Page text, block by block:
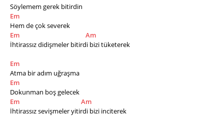
Söylemem gerek bitirdin
Em
Hem de çok severek
Em
Am
İhtirassız didişmeler bitirdi bizi tüketerek
Em
Atma bir adım uğraşma
Em
Dokunman boş gelecek
Em
Am
İhtirassız sevişmeler yitirdi bizi inciterek